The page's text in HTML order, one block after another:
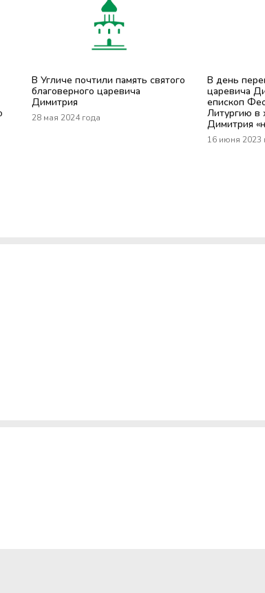
В Угличе почтили память святого
благоверного царевича
Димитрия
28 мая 2024 года
В день
царевича
епископ
Литургию в
Димитрия
16 июня 2023